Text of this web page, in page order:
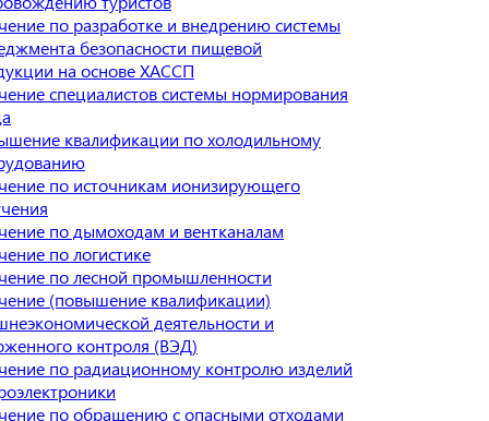
по разработке и внедрению системы
безопасности пищевой
на основе ХАССП
специалистов системы нормирования
квалификации по холодильному
по источникам ионизирующего
по дымоходам и вентканалам
по логистике
по лесной промышленности
(повышение квалификации)
деятельности и
контроля (ВЭД)
по радиационному контролю изделий
по обращению с опасными отходами